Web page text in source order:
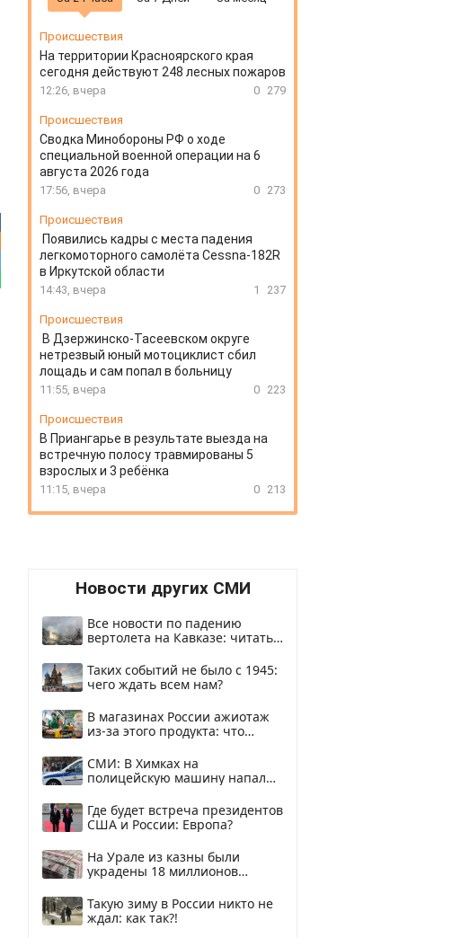
Происшествия
На территории Красноярского края
сегодня действуют 248 лесных пожаров
12:26, вчера 0 279
Происшествия
Сводка Минобороны РФ о ходе
специальной военной операции на 6
августа 2026 года
17:56, вчера 0 273
Происшествия
Появились кадры с места падения
легкомоторного самолёта Cessna-182R
в Иркутской области
14:43, вчера 1 237
Происшествия
В Дзержинско-Тасеевском округе
нетрезвый юный мотоциклист сбил
лощадь и сам попал в больницу
11:55, вчера 0 223
Происшествия
В Приангарье в результате выезда на
встречную полосу травмированы 5
взрослых и 3 ребёнка
11:15, вчера 0 213
Новости других СМИ
Все новости по падению
вертолета на Кавказе: читать
Таких событий не было с 1945:
чего ждать всем нам?
В магазинах России ажиотаж
из-за этого продукта: что
СМИ: В Химках на
полицейскую машину напали
Где будет встреча президентов
США и России: Европа?
На Урале из казны были
украдены 18 миллионов
Такую зиму в России никто не
ждал: как так?!